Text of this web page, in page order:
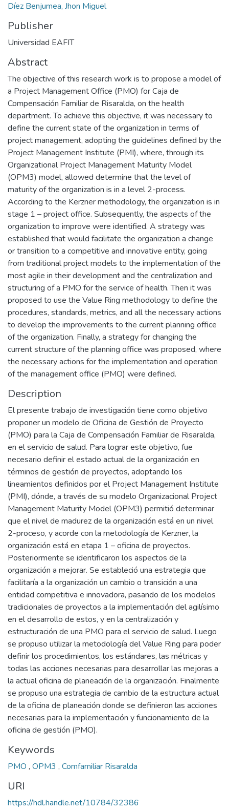
Díez Benjumea, Jhon Miguel
Publisher
Universidad EAFIT
Abstract
The objective of this research work is to propose a model of
a Project Management Office (PMO) for Caja de
Compensación Familiar de Risaralda, on the health
department. To achieve this objective, it was necessary to
define the current state of the organization in terms of
project management, adopting the guidelines defined by the
Project Management Institute (PMI), where, through its
Organizational Project Management Maturity Model
(OPM3) model, allowed determine that the level of
maturity of the organization is in a level 2-process.
According to the Kerzner methodology, the organization is in
stage 1 – project office. Subsequently, the aspects of the
organization to improve were identified. A strategy was
established that would facilitate the organization a change
or transition to a competitive and innovative entity, going
from traditional project models to the implementation of the
most agile in their development and the centralization and
structuring of a PMO for the service of health. Then it was
proposed to use the Value Ring methodology to define the
procedures, standards, metrics, and all the necessary actions
to develop the improvements to the current planning office
of the organization. Finally, a strategy for changing the
current structure of the planning office was proposed, where
the necessary actions for the implementation and operation
of the management office (PMO) were defined.
Description
El presente trabajo de investigación tiene como objetivo
proponer un modelo de Oficina de Gestión de Proyecto
(PMO) para la Caja de Compensación Familiar de Risaralda,
en el servicio de salud. Para lograr este objetivo, fue
necesario definir el estado actual de la organización en
términos de gestión de proyectos, adoptando los
lineamientos definidos por el Project Management Institute
(PMI), dónde, a través de su modelo Organizacional Project
Management Maturity Model (OPM3) permitió determinar
que el nivel de madurez de la organización está en un nivel
2-proceso, y acorde con la metodología de Kerzner, la
organización está en etapa 1 – oficina de proyectos.
Posteriormente se identificaron los aspectos de la
organización a mejorar. Se estableció una estrategia que
facilitaría a la organización un cambio o transición a una
entidad competitiva e innovadora, pasando de los modelos
tradicionales de proyectos a la implementación del agilísimo
en el desarrollo de estos, y en la centralización y
estructuración de una PMO para el servicio de salud. Luego
se propuso utilizar la metodología del Value Ring para poder
definir los procedimientos, los estándares, las métricas y
todas las acciones necesarias para desarrollar las mejoras a
la actual oficina de planeación de la organización. Finalmente
se propuso una estrategia de cambio de la estructura actual
de la oficina de planeación donde se definieron las acciones
necesarias para la implementación y funcionamiento de la
oficina de gestión (PMO).
Keywords
PMO , OPM3 , Comfamiliar Risaralda
URI
https://hdl.handle.net/10784/32386